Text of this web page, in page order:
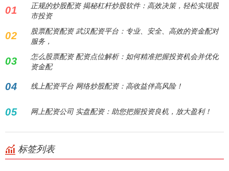
01
正规的炒股配资 揭秘杠杆炒股软件：高效决策，轻松实现股
市投资
02
股票配资配资 武汉配资平台：专业、安全、高效的资金配对
服务，
03
怎么股票配资 配资点位解析：如何精准把握投资机会并优化
资金配
04 线上配资平台 网络炒股配资：高收益伴高风险！
05 网上配资公司 实盘配资：助您把握投资良机，放大盈利！
标签列表